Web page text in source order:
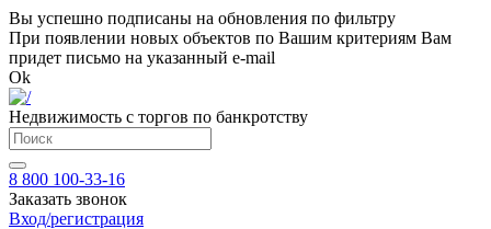
Вы успешно подписаны на обновления по фильтру
При появлении новых объектов по Вашим критериям Вам
придет письмо на указанный e-mail
Ok
Недвижимость с торгов по банкротству
8 800 100-33-16
Заказать звонок
Вход/регистрация